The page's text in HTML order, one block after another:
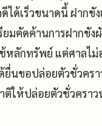
ด้เร็วขนาดนี้ ฝากขั
มคัดค้านการฝากขัง
ลักทรัพย์ แต่ศาลไ
นขอปล่อยตัวชั่วครา
ให้ปล่อยตัวชั่วครา